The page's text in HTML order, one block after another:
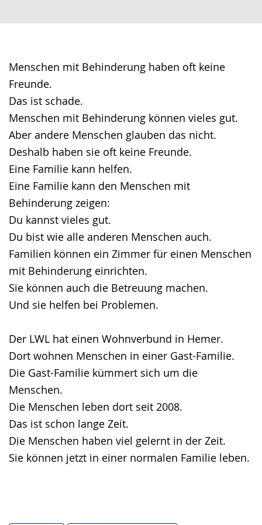
angezeigt.
Menschen mit Behinderung haben oft keine
Freunde.
Das ist schade.
Menschen mit Behinderung können vieles gut.
Aber andere Menschen glauben das nicht.
Deshalb haben sie oft keine Freunde.
Eine Familie kann helfen.
Eine Familie kann den Menschen mit
Behinderung zeigen:
Du kannst vieles gut.
Du bist wie alle anderen Menschen auch.
Familien können ein Zimmer für einen Menschen
mit Behinderung einrichten.
Sie können auch die Betreuung machen.
Und sie helfen bei Problemen.
Der LWL hat einen Wohnverbund in Hemer.
Dort wohnen Menschen in einer Gast-Familie.
Die Gast-Familie kümmert sich um die
Menschen.
Die Menschen leben dort seit 2008.
Das ist schon lange Zeit.
Die Menschen haben viel gelernt in der Zeit.
Sie können jetzt in einer normalen Familie leben.